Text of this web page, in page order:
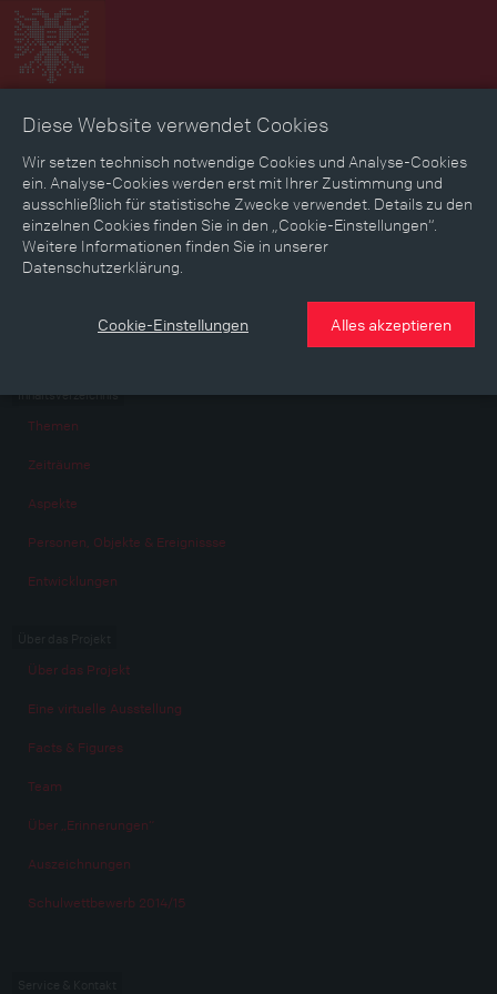
Zeitbild Zeitreise Landkarte Erinnerungen
Mediathek Textmodus
Mediathek
Die Mediathek bietet Ihnen zentral alle Bilder,
Film- und Audiodateien gesammelt an
Inhaltsverzeichnis
Themen
Zeiträume
Aspekte
Personen, Objekte & Ereignissse
Entwicklungen
Über das Projekt
Eine virtuelle Ausstellung
Facts & Figures
Team
Über „Erinnerungen“
Auszeichnungen
Schulwettbewerb 2014/15
Diese Website verwendet Cookies
Wir setzen technisch notwendige Cookies und Analyse-Cookies
ein. Analyse-Cookies werden erst mit Ihrer Zustimmung und
ausschließlich für statistische Zwecke verwendet. Details zu den
einzelnen Cookies finden Sie in den „Cookie-Einstellungen“.
Weitere Informationen finden Sie in unserer
Datenschutzerklärung.
Cookie-Einstellungen Alles akzeptieren